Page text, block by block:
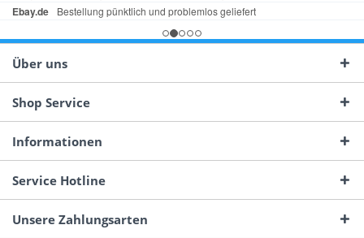
Über uns
Shop Service
Informationen
Service Hotline
Unsere Zahlungsarten